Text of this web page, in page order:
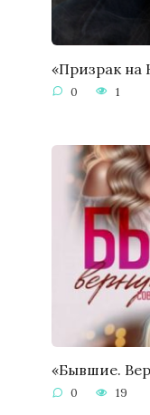
«Призрак на
0 1
«Бывшие.
0 19